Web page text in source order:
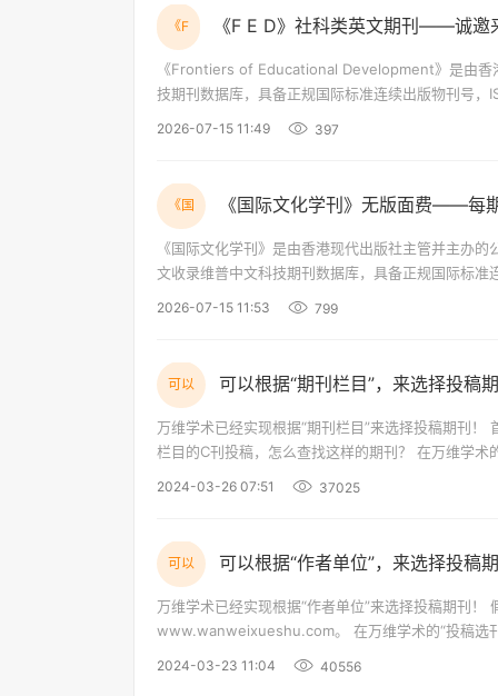
《F 《F E D》社科类英文期刊——诚邀
《Frontiers of Educational Development》是由香
技期刊数据库，具备正规国际标准连续出版物刊号
2026-07-15 11:49 397
《国 《国际文化学刊》无版面费——每
《国际文化学刊》是由香港现代出版社主管并主办
文收录维普中文科技期刊数据库，具备正规国际标
2026-07-15 11:53 799
可以 可以根据“期刊栏目”，来选择投稿
万维学术已经实现根据“期刊栏目”来选择投稿期刊！ 首先来到万维学术网：www.wanweixueshu.com。 假如我想向开辟有“新质生产力”
栏目的C刊投稿，怎么查找这样的期刊？ 在万维学术的“投稿选刊”那里，首先在“关键词框”里输入“新质生产力”（关键词对应的是栏目），
2024-03-26 07:51 37025
可以 可以根据“作者单位”，来选择投稿
万维学术已经实现根据“作者单位”来选择投稿期刊！ 假如我是“211高校”的“在读硕士”，可以向哪些北投稿？ 首先来到万维学术：
www.wanweixueshu.com。 在万维学术的“投稿选刊”那里，选中“作者单位”的“211高校”、“作者学历”的“在读硕士”和“级别分类”的“北
2024-03-23 11:04 40556